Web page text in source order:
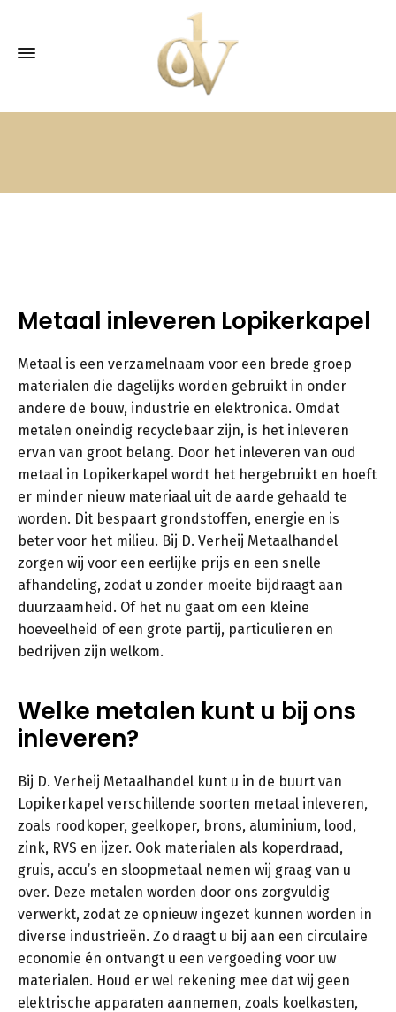
Metaal inleveren Lopikerkapel
Metaal is een verzamelnaam voor een brede groep
materialen die dagelijks worden gebruikt in onder
andere de bouw, industrie en elektronica. Omdat
metalen oneindig recyclebaar zijn, is het inleveren
ervan van groot belang. Door het inleveren van oud
metaal in Lopikerkapel wordt het hergebruikt en hoeft
er minder nieuw materiaal uit de aarde gehaald te
worden. Dit bespaart grondstoffen, energie en is
beter voor het milieu. Bij D. Verheij Metaalhandel
zorgen wij voor een eerlijke prijs en een snelle
afhandeling, zodat u zonder moeite bijdraagt aan
duurzaamheid. Of het nu gaat om een kleine
hoeveelheid of een grote partij, particulieren en
bedrijven zijn welkom.
Welke metalen kunt u bij ons
inleveren?
Bij D. Verheij Metaalhandel kunt u in de buurt van
Lopikerkapel verschillende soorten metaal inleveren,
zoals roodkoper, geelkoper, brons, aluminium, lood,
zink, RVS en ijzer. Ook materialen als koperdraad,
gruis, accu’s en sloopmetaal nemen wij graag van u
over. Deze metalen worden door ons zorgvuldig
verwerkt, zodat ze opnieuw ingezet kunnen worden in
diverse industrieën. Zo draagt u bij aan een circulaire
economie én ontvangt u een vergoeding voor uw
materialen. Houd er wel rekening mee dat wij geen
elektrische apparaten aannemen, zoals koelkasten,